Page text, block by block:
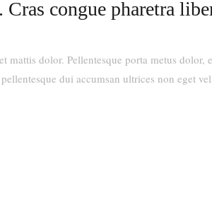
congue pharetra
dolor. Pellentesque porta metus
dui accumsan ultrices non eget